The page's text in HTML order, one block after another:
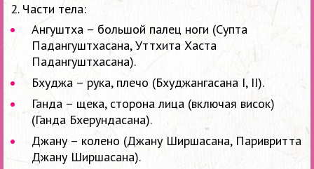
2. Части тела:
Ангуштха – большой палец ноги (Супта
Падангуштхасана, Уттхита Хаста
Падангуштхасана).
Бхуджа – рука, плечо (Бхуджангасана I, II).
Ганда – щека, сторона лица (включая висок)
(Ганда Бхерундасана).
Джану – колено (Джану Ширшасана, Паривритта
Джану Ширшасана).